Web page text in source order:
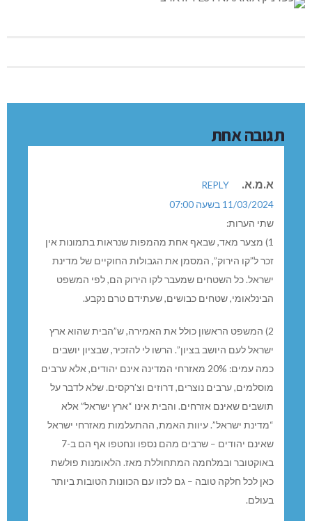
תגובה אחת
א.מ.א.
REPLY
11/03/2024 בשעה 07:00
שתי הערות:
1) מצער מאד, שבאף אחת מהמפות שנראות בתמונות אין
זכר ל”קו הירוק”, המסמן את הגבולות החוקיים של מדינת
ישראל. כל השטחים שמעבר לקו הירוק הם, לפי המשפט
הבינלאומי, שטחים כבושים, שעתידם טרם נקבע.
2) המשפט הראשון כולל את האמירה, ש”הבית שהוא ארץ
ישראל לעם היושב בציון”. הרשו לי להזכיר, שבציון יושבים
כמה עמים: 20% מאזרחי המדינה אינם יהודים, אלא ערבים
מוסלמים, ערבים נוצרים, דרוזים וצ’רקסים. שלא לדבר על
תושבים שאינם אזרחים. והבית אינו “ארץ ישראל” אלא
“מדינת ישראל”. עיוות האמת, ההתעלמות מאזרחי ישראל
שאינם יהודים – שרבים מהם נספו ונחטפו אף הם ב-7
באוקטובר ובמלחמה המתחוללת מאז. הלאומנות פולשת
כאן לכל חלקה טובה – גם לכזו עם הכוונות הטובות ביותר
בעולם.